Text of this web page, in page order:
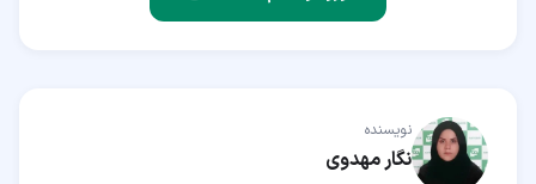
نویسنده
نگار مهدوی